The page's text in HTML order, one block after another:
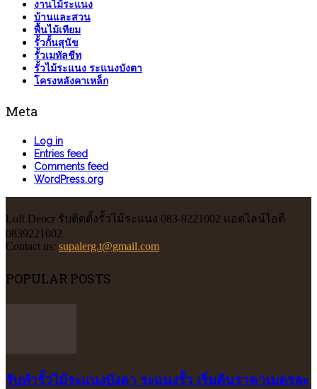
งานไม้ระแนง
บ้านและสวน
พื้นไม้เทียม
รั้วกั้นสุนัข
รั้วเมทัลชีท
รั้วไม้ระแนง ระแนงบังตา
โครงหลังคาเหล็ก
Meta
Log in
Entries feed
Comments feed
WordPress.org
Loft Deocr รับติดตั้งรั้วไม้ระแนง 083-9221002 แอดไลน์ไอดี
0839221002
Contact us: supalerg.t@gmail.com
POPULAR POSTS
รับทำรั้วไม้ระแนงบังตา ระแนงรั้ว เริ่มต้นราคาเมตรละ